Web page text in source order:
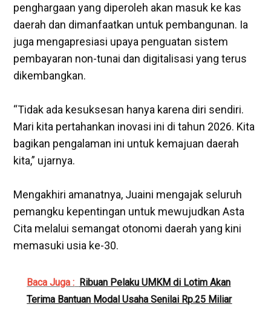
penghargaan yang diperoleh akan masuk ke kas
daerah dan dimanfaatkan untuk pembangunan. Ia
juga mengapresiasi upaya penguatan sistem
pembayaran non-tunai dan digitalisasi yang terus
dikembangkan.
‎“Tidak ada kesuksesan hanya karena diri sendiri.
Mari kita pertahankan inovasi ini di tahun 2026. Kita
bagikan pengalaman ini untuk kemajuan daerah
kita,” ujarnya.
‎Mengakhiri amanatnya, Juaini mengajak seluruh
pemangku kepentingan untuk mewujudkan Asta
Cita melalui semangat otonomi daerah yang kini
memasuki usia ke-30.
Baca Juga : Ribuan Pelaku UMKM di Lotim Akan
Terima Bantuan Modal Usaha Senilai Rp.25 Miliar